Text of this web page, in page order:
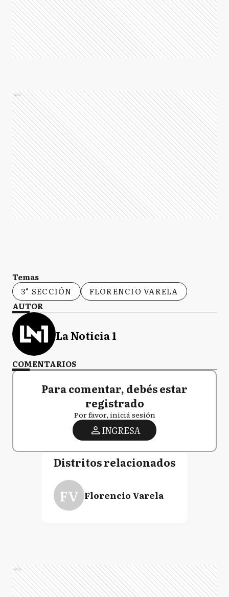
Ads
Temas
3° SECCIÓN
FLORENCIO VARELA
AUTOR
La Noticia 1
COMENTARIOS
Para comentar, debés estar
registrado
Por favor, iniciá sesión
INGRESA
Distritos relacionados
FV Florencio Varela
Ads